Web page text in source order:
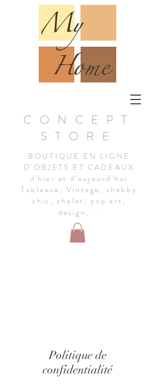
CONCEPT
STORE
BOUTIQUE EN LIGNE
D'OBJETS ET CADEAUX
d'hier et d'aujourd'hui
Tableaux, Vintage, shabby
chic, chalet, pop art,
design,...
Politique de
confidentialité